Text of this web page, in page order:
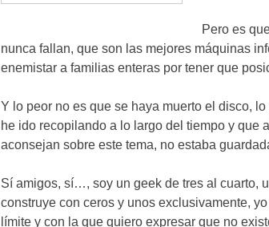
Pero es
nunca fallan,que son las mejores máquinas
enemistar a familias enteras por tener que
Y lo peor no es que se haya muerto el disco,
he ido recopilando a lo largo del tiempo y que
aconsejan sobre este tema, no estaba
Sí amigos,sí…,soy un geek de tres al cuarto,
construye con ceros y unos exclusivamente,
límite y con la que quiero expresar que no